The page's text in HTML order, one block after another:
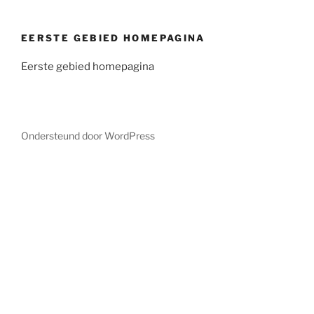
EERSTE GEBIED HOMEPAGINA
Eerste gebied homepagina
Ondersteund door WordPress